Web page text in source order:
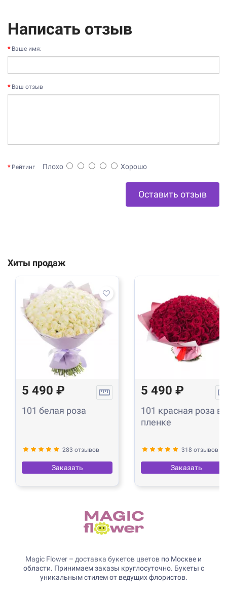
Написать отзыв
Ваше имя:
Ваш отзыв
Рейтинг Плохо Хорошо
Оставить отзыв
Хиты продаж
5 490 ₽
101 белая роза
283 отзывов
Заказать
5 490 ₽
101 красная роза в
пленке
318 отзывов
Заказать
Magic Flower – доставка букетов цветов по Москве и
области. Принимаем заказы круглосуточно. Букеты с
уникальным стилем от ведущих флористов.